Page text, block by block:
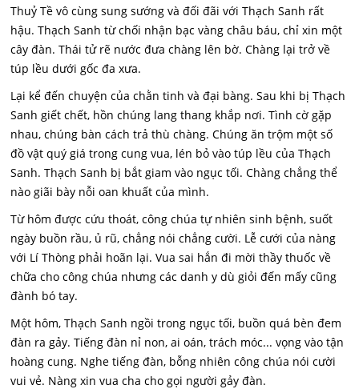
Thuỷ Tề vô cùng sung sướng và đối đãi với Thạch Sanh rất
hậu. Thạch Sanh từ chối nhận bạc vàng châu báu, chỉ xin một
cây đàn. Thái tử rẽ nước đưa chàng lên bờ. Chàng lại trở về
túp lều dưới gốc đa xưa.
Lại kể đến chuyện của chằn tinh và đại bàng. Sau khi bị Thạch
Sanh giết chết, hồn chúng lang thang khắp nơi. Tình cờ gặp
nhau, chúng bàn cách trả thù chàng. Chúng ăn trộm một số
đồ vật quý giá trong cung vua, lén bỏ vào túp lều của Thạch
Sanh. Thạch Sanh bị bắt giam vào ngục tối. Chàng chẳng thể
nào giãi bày nỗi oan khuất của mình.
Từ hôm được cứu thoát, công chúa tự nhiên sinh bệnh, suốt
ngày buồn rầu, ủ rũ, chẳng nói chẳng cười. Lễ cưới của nàng
với Lí Thòng phải hoãn lại. Vua sai hắn đi mời thầy thuốc về
chữa cho công chúa nhưng các danh y dù giỏi đến mấy cũng
đành bó tay.
Một hôm, Thạch Sanh ngồi trong ngục tối, buồn quá bèn đem
đàn ra gảy. Tiếng đàn nỉ non, ai oán, trách móc... vọng vào tận
hoàng cung. Nghe tiếng đàn, bỗng nhiên công chúa nói cười
vui vẻ. Nàng xin vua cha cho gọi người gảy đàn.